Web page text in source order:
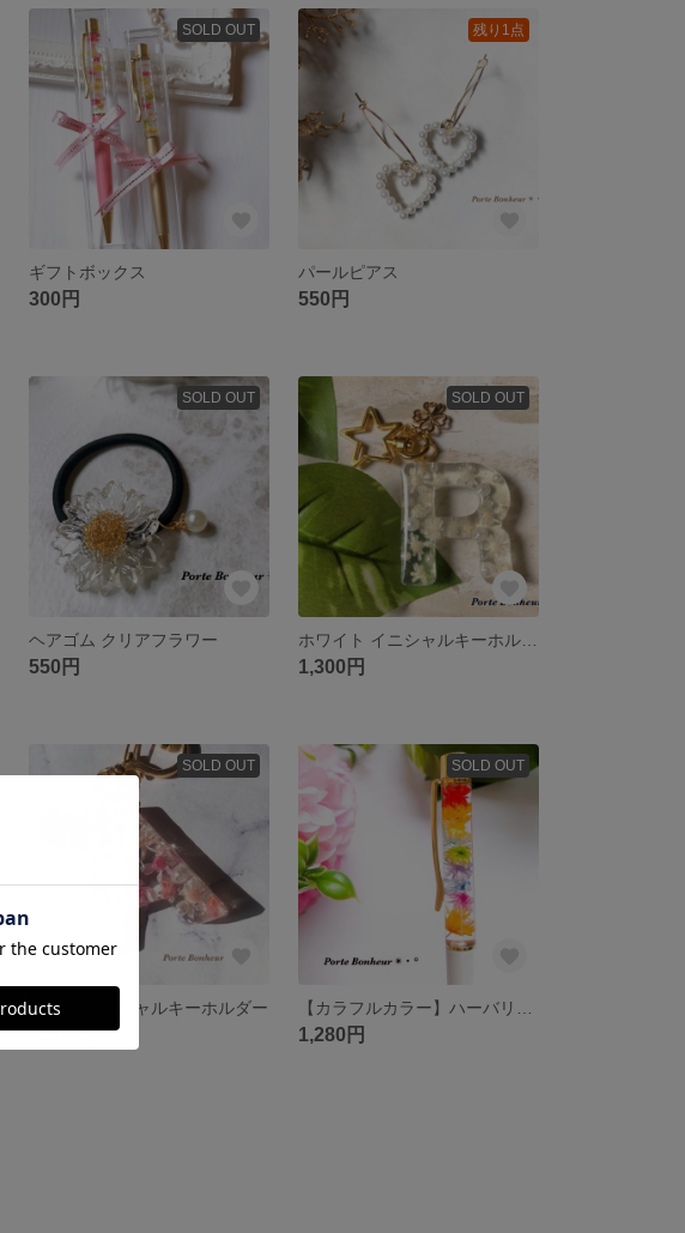
SOLD OUT
ギフトボックス
300円
残り1点
パールピアス
550円
SOLD OUT
ヘアゴム クリアフラワー
550円
SOLD OUT
1,300円
SOLD OUT
ピンク イニシャルキーホルダー
1,300円
SOLD OUT
1,280円